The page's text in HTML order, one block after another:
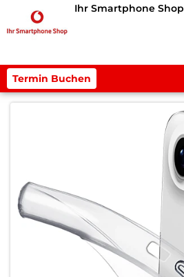
Ihr Smartphone Shop
Termin Buchen